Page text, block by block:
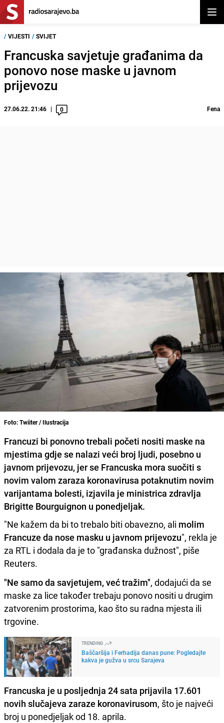
/ VIJESTI / SVIJET
Francuska savjetuje građanima da
ponovo nose maske u javnom
prijevozu
27.06.22. 21:46 0 Fena
Foto: Twiiter / Ilustracija
Francuzi bi ponovno trebali početi nositi maske na
mjestima gdje se nalazi veći broj ljudi, posebno u
javnom prijevozu, jer se Francuska mora suočiti s
novim valom zaraza koronavirusa potaknutim novim
varijantama bolesti, izjavila je ministrica zdravlja
Brigitte Bourguignon u ponedjeljak.
"Ne kažem da bi to trebalo biti obavezno, ali molim
Francuze da nose masku u javnom prijevozu", rekla je
za RTL i dodala da je to "građanska dužnost", piše
Reuters.
"Ne samo da savjetujem, već tražim", dodajući da se
maske za lice također trebaju ponovo nositi u drugim
zatvorenim prostorima, kao što su radna mjesta ili
trgovine.
TRENDING
Baščaršija i Ferhadija danas pune: Pogledajte
kakva je gužva u srcu Sarajeva
Francuska je u posljednja 24 sata prijavila 17.601
novih slučajeva zaraze koronavirusom, što je najveći
broj u ponedjeljak od 18. aprila.